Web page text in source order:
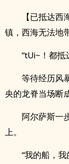
【已抵达
镇，西海无法地
“tUi~！都抵
等待经历风
央的龙脊当场断
阿尔萨斯一
上。
“我的船，